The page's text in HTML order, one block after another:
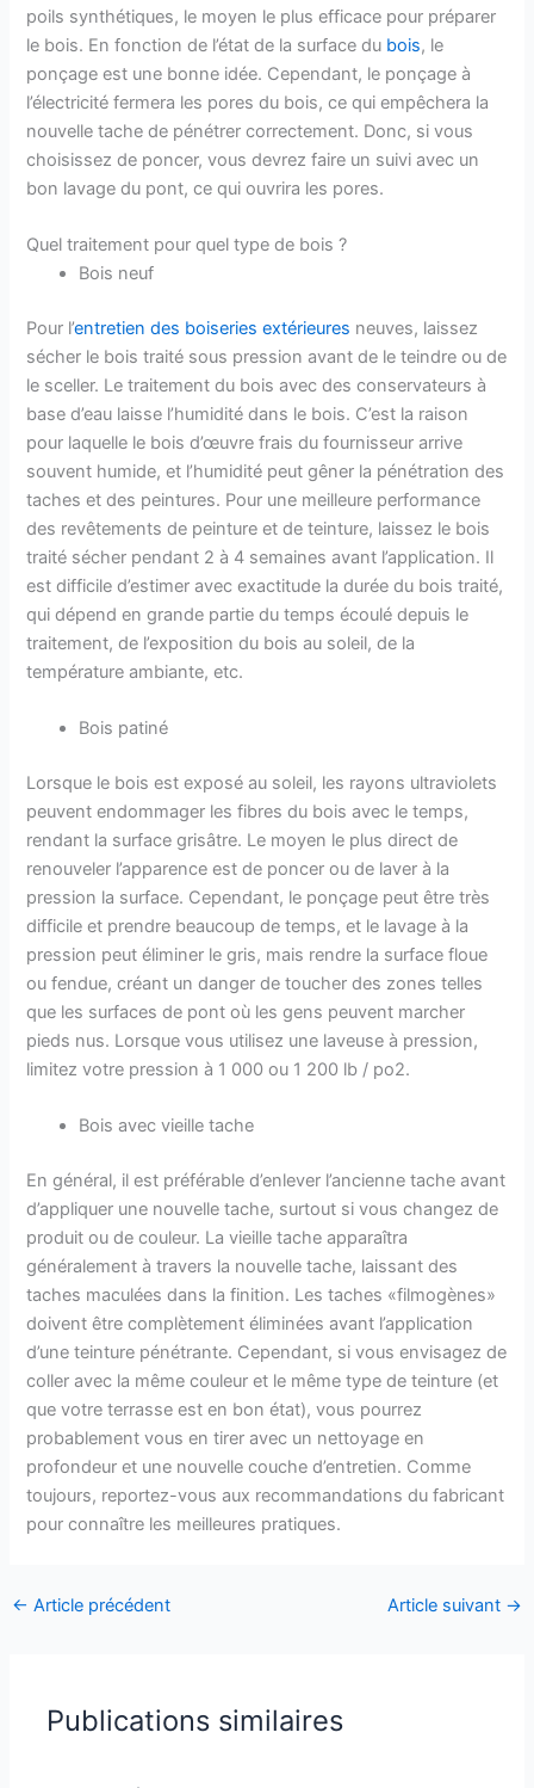
poils synthétiques, le moyen le plus efficace pour préparer
le bois. En fonction de l’état de la surface du bois, le
ponçage est une bonne idée. Cependant, le ponçage à
l’électricité fermera les pores du bois, ce qui empêchera la
nouvelle tache de pénétrer correctement. Donc, si vous
choisissez de poncer, vous devrez faire un suivi avec un
bon lavage du pont, ce qui ouvrira les pores.
Quel traitement pour quel type de bois ?
Bois neuf
Pour l’entretien des boiseries extérieures neuves, laissez
sécher le bois traité sous pression avant de le teindre ou de
le sceller. Le traitement du bois avec des conservateurs à
base d’eau laisse l’humidité dans le bois. C’est la raison
pour laquelle le bois d’œuvre frais du fournisseur arrive
souvent humide, et l’humidité peut gêner la pénétration des
taches et des peintures. Pour une meilleure performance
des revêtements de peinture et de teinture, laissez le bois
traité sécher pendant 2 à 4 semaines avant l’application. Il
est difficile d’estimer avec exactitude la durée du bois traité,
qui dépend en grande partie du temps écoulé depuis le
traitement, de l’exposition du bois au soleil, de la
température ambiante, etc.
Bois patiné
Lorsque le bois est exposé au soleil, les rayons ultraviolets
peuvent endommager les fibres du bois avec le temps,
rendant la surface grisâtre. Le moyen le plus direct de
renouveler l’apparence est de poncer ou de laver à la
pression la surface. Cependant, le ponçage peut être très
difficile et prendre beaucoup de temps, et le lavage à la
pression peut éliminer le gris, mais rendre la surface floue
ou fendue, créant un danger de toucher des zones telles
que les surfaces de pont où les gens peuvent marcher
pieds nus. Lorsque vous utilisez une laveuse à pression,
limitez votre pression à 1 000 ou 1 200 lb / po2.
Bois avec vieille tache
En général, il est préférable d’enlever l’ancienne tache avant
d’appliquer une nouvelle tache, surtout si vous changez de
produit ou de couleur. La vieille tache apparaîtra
généralement à travers la nouvelle tache, laissant des
taches maculées dans la finition. Les taches «filmogènes»
doivent être complètement éliminées avant l’application
d’une teinture pénétrante. Cependant, si vous envisagez de
coller avec la même couleur et le même type de teinture (et
que votre terrasse est en bon état), vous pourrez
probablement vous en tirer avec un nettoyage en
profondeur et une nouvelle couche d’entretien. Comme
toujours, reportez-vous aux recommandations du fabricant
pour connaître les meilleures pratiques.
← Article précédent Article suivant →
Publications similaires